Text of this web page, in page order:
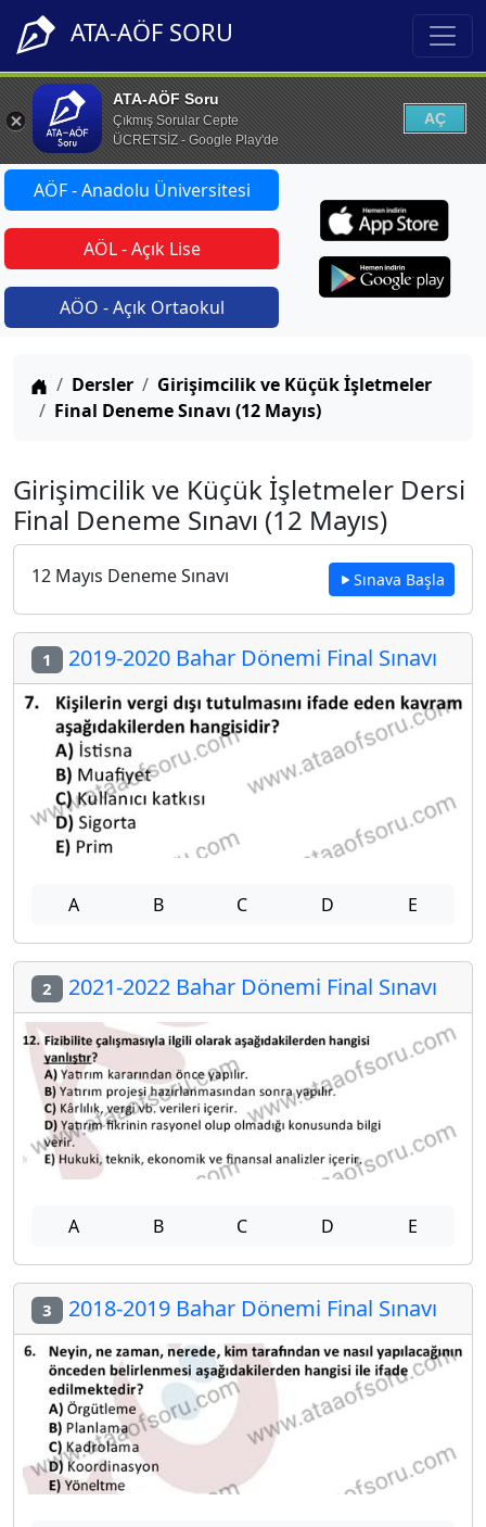
ATA-AÖF SORU
ATA-AÖF Soru
Çıkmış Sorular Cepte
ÜCRETSİZ - Google Play'de
AÇ
AÖF - Anadolu Üniversitesi
AÖL - Açık Lise
AÖO - Açık Ortaokul
Anasayfa
Dersler
Girişimcilik ve Küçük İşletmeler
Final Deneme Sınavı (12 Mayıs)
Girişimcilik ve Küçük İşletmeler Dersi
Final Deneme Sınavı (12 Mayıs)
12 Mayıs Deneme Sınavı Sınava Başla
1 2019-2020 Bahar Dönemi Final Sınavı
A B C D E
2 2021-2022 Bahar Dönemi Final Sınavı
A B C D E
3 2018-2019 Bahar Dönemi Final Sınavı